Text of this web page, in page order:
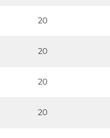
20
20
20
20